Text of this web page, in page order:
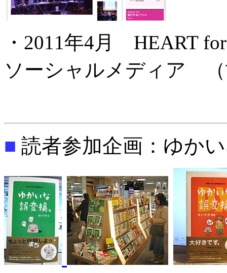
・2011年4月 HEART
ソーシャルメディア
■ 読者参加企画：ゆか